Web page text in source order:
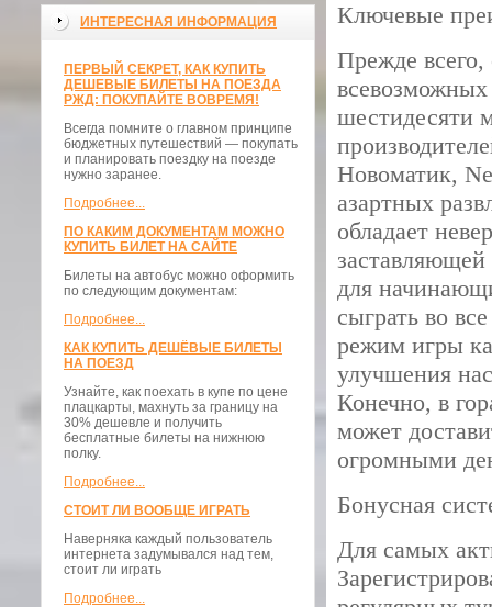
ИНТЕРЕСНАЯ ИНФОРМАЦИЯ
ПЕРВЫЙ СЕКРЕТ, КАК КУПИТЬ
ДЕШЕВЫЕ БИЛЕТЫ НА ПОЕЗДА
РЖД: ПОКУПАЙТЕ ВОВРЕМЯ!
Всегда помните о главном принципе
бюджетных путешествий — покупать
и планировать поездку на поезде
нужно заранее.
Подробнее...
ПО КАКИМ ДОКУМЕНТАМ МОЖНО
КУПИТЬ БИЛЕТ НА САЙТЕ
Билеты на автобус можно оформить
по следующим документам:
Подробнее...
КАК КУПИТЬ ДЕШЁВЫЕ БИЛЕТЫ
НА ПОЕЗД
Узнайте, как поехать в купе по цене
плацкарты, махнуть за границу на
30% дешевле и получить
бесплатные билеты на нижнюю
полку.
Подробнее...
СТОИТ ЛИ ВООБЩЕ ИГРАТЬ
Наверняка каждый пользователь
интернета задумывался над тем,
стоит ли играть
Подробнее...
Ключевые
Прежде
шестидесяти
Новоматик,
азартных
обладает
для
сыграть во
режим игры
улучшения
Конечно, в
может
огромными
Бонусная
Для самых